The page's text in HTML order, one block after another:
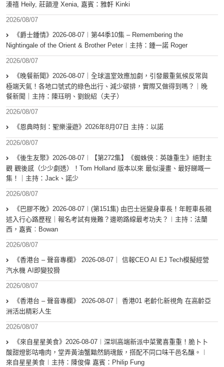
溱禧 Heily, 莊韻澄 Xenia, 嘉賓：雅軒 Kinki
2026/08/07
《爵士鍾情》2026-08-07︱第44季10集 – Remembering the
Nightingale of the Orient & Brother Peter︱主持：鍾一諾 Roger
2026/08/07
《晚餐新聞》2026-08-07｜全球溫室效應加劇，引發嚴重氣候反常與
極端天氣！各地口號式的綠色出行、減少碳排，實際又做得到嗎？｜晚
餐新聞｜主持：陳珏明、劉銳紹（夫子）
2026/08/07
《恩典時刻：聖樂漫遊》2026年8月07日 主持：以諾
2026/08/07
《後生友聚》2026-08-07︱【第272集】《蜘蛛俠：英雄重生》絕對主
觀 觀後感（少少劇透）！Tom Holland 版本以來 最似漫畫、最好睇嘅一
集！｜主持：Jack、諾少
2026/08/07
《巴膠不敗》2026-08-07︱(第151集) 由巴士迷變身車長！年輕車長親
述入行心路歷程｜報名考試有幾難？邊啲路線最考功夫？︱主持：法蘭
西，嘉賓︰Bowan
2026/08/07
《香港台 – 聲音專欄》 2026-08-07｜ 信報CEO AI EJ Tech模擬經營
汽水機 AI即變狡猾
2026/08/07
《香港台 – 聲音專欄》 2026-08-07｜ 香港01 老齡化新視角 在高齡亞
洲活出精彩人生
2026/08/07
《來自星星美食》2026-08-07︱深圳高端新派中菜驚喜重重！脆卜卜
酸甜燈影咕嚕肉，堂弄黃油蟹黯然銷魂飯，搭配不同口味干邑名釀。︱
來自星星美食︱主持：陳俊偉 嘉賓：Philip Fung